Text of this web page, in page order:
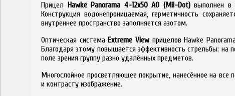
Прицел Hawke Panorama 4-12x50 AO (Mil-Dot)выполнен в
Конструкция водонепроницаемая, герметичность
внутреннее пространство заполняется азотом.
Оптическая системаExtreme Viewприцелов Hawke
Благодаря этому повышается эффективность стрельбы: на
поле зрения группу разно удалённых предметов.
Многослойное просветляющее покрытие, нанесённое на все
и контрасту изображение.